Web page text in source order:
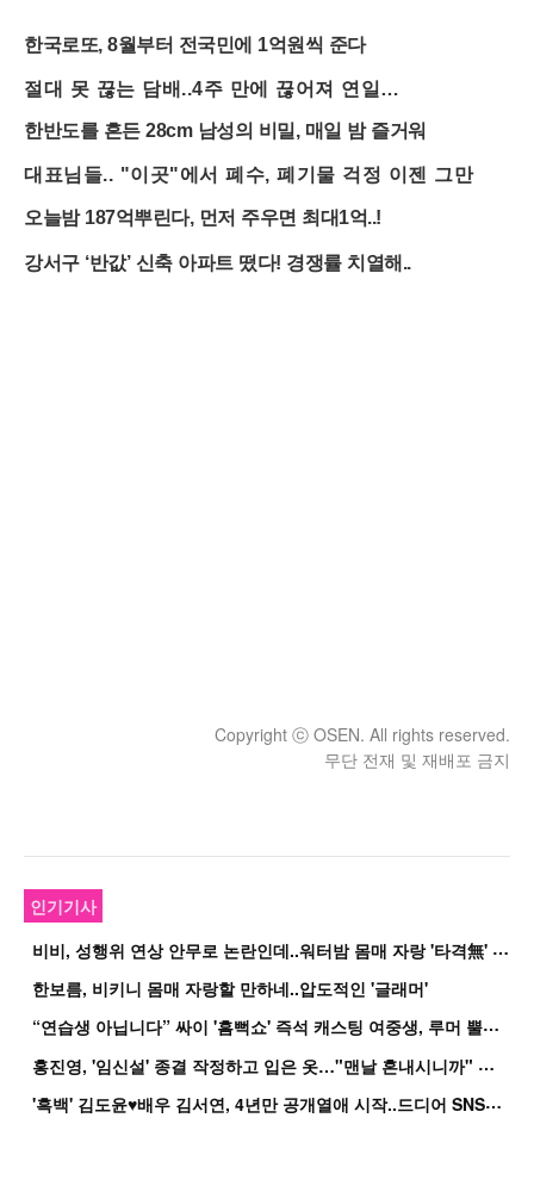
Copyright ⓒ OSEN. All rights reserved.
무단 전재 및 재배포 금지
인기기사
비
비, 성행위 연상 안무로 논란인데..워터밤 몸매 자랑 '타격無' 근황
한보름, 비키니 몸매 자랑할 만하네..압도적인 '글래머'
“
연습생 아닙니다” 싸이 '흠뻑쇼' 즉석 캐스팅 여중생, 루머 뿔났다[Oh!쎈 이...
홍
진영, '임신설' 종결 작정하고 입은 옷…"맨날 혼내시니까" 억울
'
흑백' 김도윤♥배우 김서연, 4년만 공개열애 시작..드디어 SNS에 노출 [핫피...